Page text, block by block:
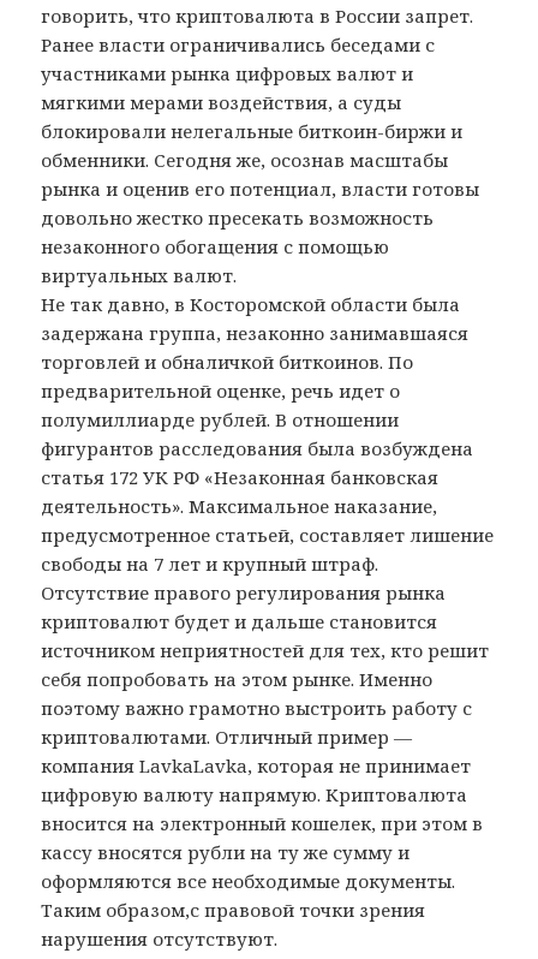
говорить, что криптовалюта в России запрет.
Ранее власти ограничивались беседами с
участниками рынка цифровых валют и
мягкими мерами воздействия, а суды
блокировали нелегальные биткоин-биржи и
обменники. Сегодня же, осознав масштабы
рынка и оценив его потенциал, власти готовы
довольно жестко пресекать возможность
незаконного обогащения с помощью
виртуальных валют.
Не так давно, в Косторомской области была
задержана группа, незаконно занимавшаяся
торговлей и обналичкой биткоинов. По
предварительной оценке, речь идет о
полумиллиарде рублей. В отношении
фигурантов расследования была возбуждена
статья 172 УК РФ «Незаконная банковская
деятельность». Максимальное наказание,
предусмотренное статьей, составляет лишение
свободы на 7 лет и крупный штраф.
Отсутствие правого регулирования рынка
криптовалют будет и дальше становится
источником неприятностей для тех, кто решит
себя попробовать на этом рынке. Именно
поэтому важно грамотно выстроить работу с
криптовалютами. Отличный пример —
компания LavkaLavka, которая не принимает
цифровую валюту напрямую. Криптовалюта
вносится на электронный кошелек, при этом в
кассу вносятся рубли на ту же сумму и
оформляются все необходимые документы.
Таким образом,с правовой точки зрения
нарушения отсутствуют.